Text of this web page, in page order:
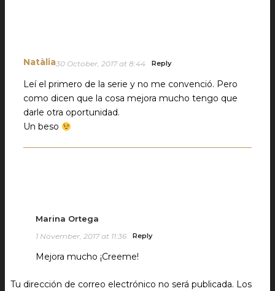
Natàlia30 October, 2017 at 8:44 Reply
Leí el primero de la serie y no me convenció. Pero
como dicen que la cosa mejora mucho tengo que
darle otra oportunidad.
Un beso
Marina Ortega
1 November, 2017 at 11:36 Reply
Mejora mucho ¡Creeme!
Tu dirección de correo electrónico no será publicada. Los